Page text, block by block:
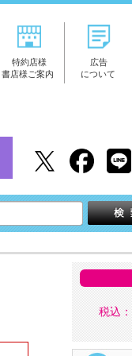
特約店様
書店様ご案内
広告
について
税込：